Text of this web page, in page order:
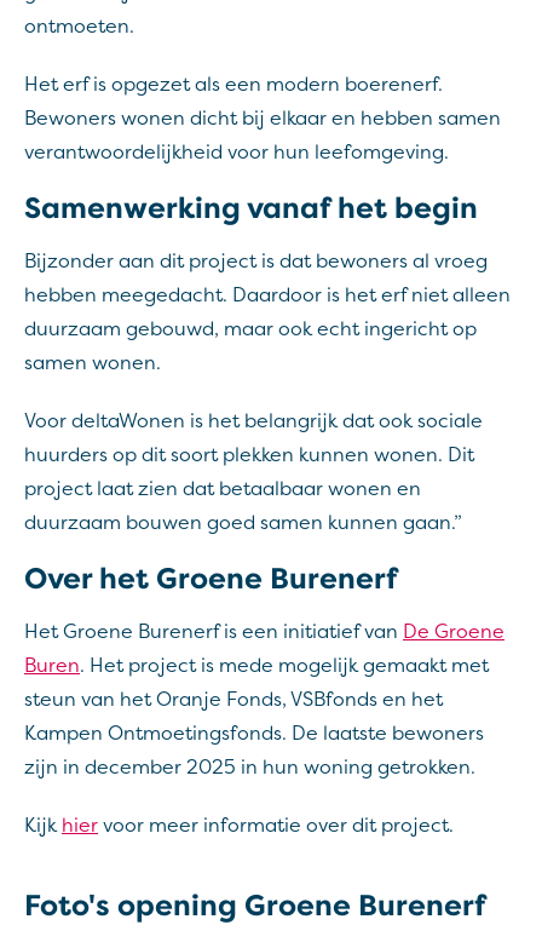
ontmoeten.
Het erf is opgezet als een modern boerenerf.
Bewoners wonen dicht bij elkaar en hebben samen
verantwoordelijkheid voor hun leefomgeving.
Samenwerking vanaf het begin
Bijzonder aan dit project is dat bewoners al vroeg
hebben meegedacht. Daardoor is het erf niet alleen
duurzaam gebouwd, maar ook echt ingericht op
samen wonen.
Voor deltaWonen is het belangrijk dat ook sociale
huurders op dit soort plekken kunnen wonen. Dit
project laat zien dat betaalbaar wonen en
duurzaam bouwen goed samen kunnen gaan.”
Over het Groene Burenerf
Het Groene Burenerf is een initiatief van De Groene
Buren. Het project is mede mogelijk gemaakt met
steun van het Oranje Fonds, VSBfonds en het
Kampen Ontmoetingsfonds. De laatste bewoners
zijn in december 2025 in hun woning getrokken.
Kijk hier voor meer informatie over dit project.
Foto's opening Groene Burenerf